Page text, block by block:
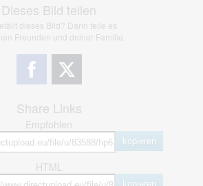
Dieses Bild teilen
dieses Bild? Dann teile es
Freunden und deiner Familie.
Share Links
Empfohlen
kopieren
HTML
kopieren